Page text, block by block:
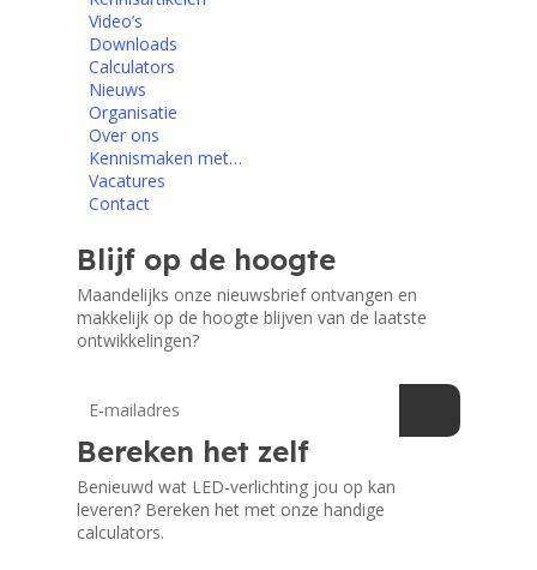
Video’s
Downloads
Calculators
Nieuws
Organisatie
Over ons
Kennismaken met…
Vacatures
Contact
Blijf op de hoogte
Maandelijks onze nieuwsbrief ontvangen en
makkelijk op de hoogte blijven van de laatste
ontwikkelingen?
Bereken het zelf
Benieuwd wat LED-verlichting jou op kan
leveren? Bereken het met onze handige
calculators.